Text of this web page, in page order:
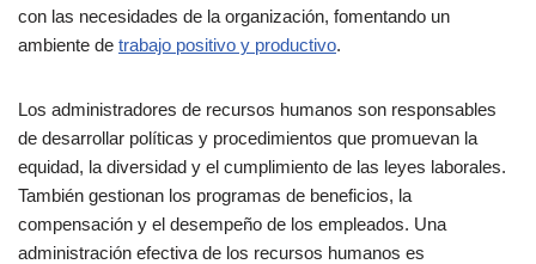
con las necesidades de la organización, fomentando un
ambiente de trabajo positivo y productivo.
Los administradores de recursos humanos son responsables
de desarrollar políticas y procedimientos que promuevan la
equidad, la diversidad y el cumplimiento de las leyes laborales.
También gestionan los programas de beneficios, la
compensación y el desempeño de los empleados. Una
administración efectiva de los recursos humanos es